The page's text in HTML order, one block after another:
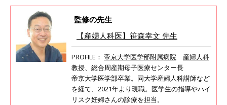
監修の先生
【産婦人科医】笹森幸文 先生
PROFILE： 帝京大学医学部附属病院
産婦人科
教授、総合周産期母子医療センター長
帝京大学医学部卒業。同大学産婦人科講師など
を経て、2021年より現職。医学生の指導やハイ
リスク妊婦さんの診療を担当。